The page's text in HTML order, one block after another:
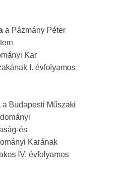
a Pázmány Péter
Kar
I. évfolyamos
a Budapesti Műszaki
és
Karának
IV. évfolyamos